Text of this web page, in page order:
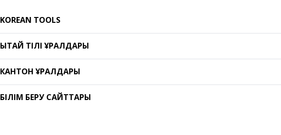
KOREAN TOOLS
ҚЫТАЙ ТІЛІ ҚҰРАЛДАРЫ
КАНТОН ҚҰРАЛДАРЫ
БІЛІМ БЕРУ САЙТТАРЫ